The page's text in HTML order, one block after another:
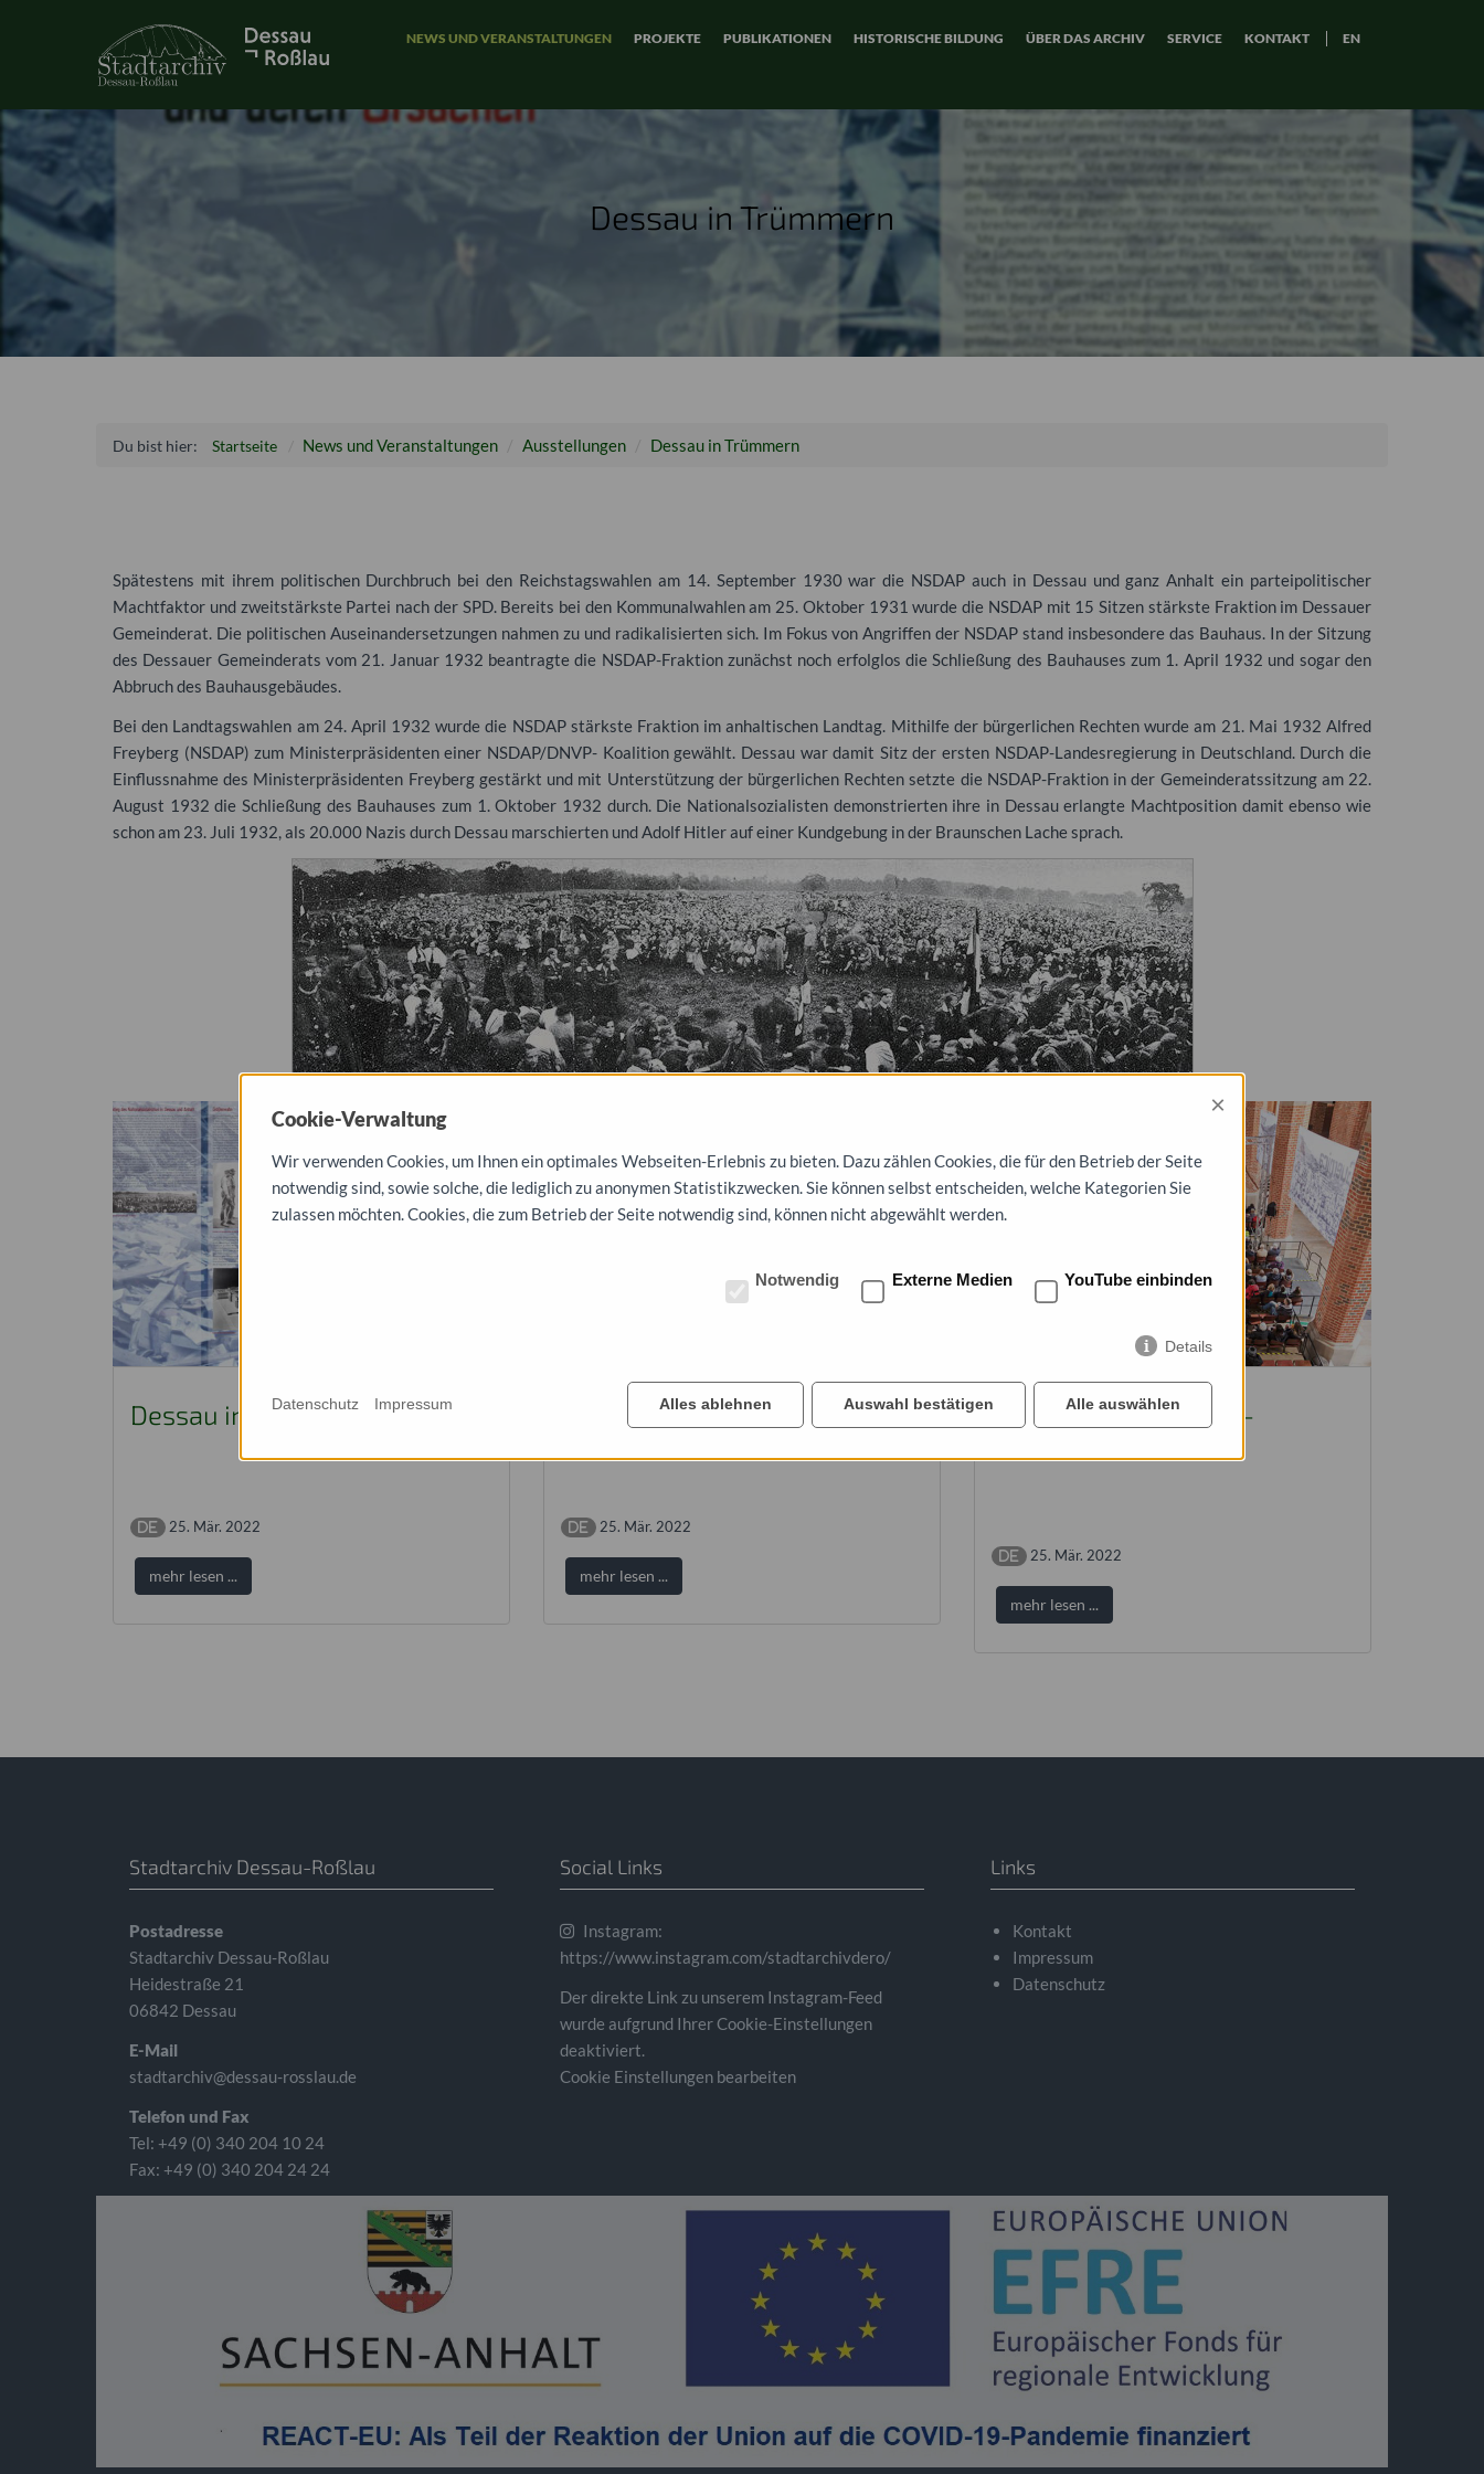
NEWS UND VERANSTALTUNGEN PROJEKTE PUBLIKATIONEN HISTORISCHE BILDUNG ÜBER DAS ARCHIV SERVICE KONTAKT EN
Dessau in Trümmern
Du bist hier: Startseite News und Veranstaltungen Ausstellungen Dessau in Trümmern
Spätestens mit ihrem politischen Durchbruch bei den Reichstagswahlen am 14. September 1930 war die NSDAP auch in Dessau und ganz Anhalt ein parteipolitischer
Machtfaktor und zweitstärkste Partei nach der SPD. Bereits bei den Kommunalwahlen am 25. Oktober 1931 wurde die NSDAPmit 15 Sitzen stärkste Fraktion im Dessauer
Gemeinderat. Die politischen Auseinandersetzungen nahmen zu und radikalisierten sich. Im Fokus von Angriffen der NSDAP stand insbesondere das Bauhaus. In der Sitzung
des Dessauer Gemeinderats vom 21. Januar 1932 beantragte die NSDAP-Fraktion zunächst noch erfolglos die Schließung des Bauhauses zum 1. April 1932 und sogar den
Abbruch des Bauhausgebäudes.
Bei den Landtagswahlen am 24. April 1932 wurde die NSDAPstärkste Fraktion im anhaltischen Landtag. Mithilfe der bürgerlichen Rechten wurde am 21. Mai 1932 Alfred
Freyberg (NSDAP) zum Ministerpräsidenten einer NSDAP/DNVP- Koalition gewählt. Dessau war damit Sitz der ersten NSDAP-Landesregierung in Deutschland. Durch die
Einflussnahme des Ministerpräsidenten Freyberg gestärkt und mit Unterstützung der bürgerlichen Rechten setzte die NSDAP-Fraktion in der Gemeinderatssitzung am 22.
August 1932 die Schließung des Bauhauses zum 1. Oktober 1932 durch. Die Nationalsozialisten demonstrierten ihre in Dessau erlangte Machtposition damit ebenso wie
schon am 23. Juli 1932, als 20.000 Nazis durch Dessau marschierten und Adolf Hitler auf einer Kundgebung in der Braunschen Lache sprach.
Dessau in Trümmern - Tafel 2
25. Mär. 2022
mehr lesen ...
Dessau in Trümmern - Tafel 1
25. Mär. 2022
mehr lesen ...
Dessau in Trümmern -
25. Mär. 2022
mehr lesen ...
Stadtarchiv Dessau-Roßlau
Postadresse
Stadtarchiv Dessau-Roßlau
Heidestraße 21
06842 Dessau
E-Mail
stadtarchiv@dessau-rosslau.de
Telefon und Fax
Tel: +49 (0) 340 204 10 24
Fax: +49 (0) 340 204 24 24
Social Links
Instagram:
https://www.instagram.com/stadtarchivdero/
Der direkte Link zu unserem Instagram-Feed
wurde aufgrund Ihrer Cookie-Einstellungen
deaktiviert.
Cookie Einstellungen bearbeiten
Links
Kontakt
Impressum
Datenschutz
Cookie-Verwaltung ×
Wir verwenden Cookies, um Ihnen ein optimales Webseiten-Erlebnis zu bieten. Dazu zählen Cookies, die für den Betrieb der Seite
notwendig sind, sowie solche, die lediglich zu anonymen Statistikzwecken. Sie können selbst entscheiden, welche Kategorien Sie
zulassen möchten. Cookies, die zum Betrieb der Seite notwendig sind, können nicht abgewählt werden.
Notwendig Externe Medien YouTube einbinden
Details
Alles ablehnen Auswahl bestätigen Alle auswählen
Datenschutz Impressum